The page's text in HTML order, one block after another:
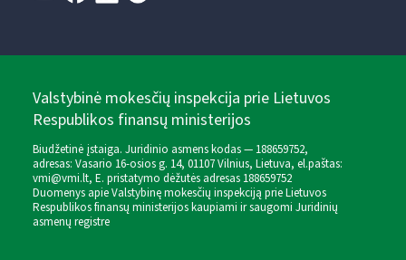
Valstybinė mokesčių inspekcija prie Lietuvos
Respublikos finansų ministerijos
Biudžetinė įstaiga. Juridinio asmens kodas — 188659752,
adresas: Vasario 16-osios g. 14, 01107 Vilnius, Lietuva, el.paštas:
vmi@vmi.lt, E. pristatymo dėžutės adresas 188659752
Duomenys apie Valstybinę mokesčių inspekciją prie Lietuvos
Respublikos finansų ministerijos kaupiami ir saugomi Juridinių
asmenų registre